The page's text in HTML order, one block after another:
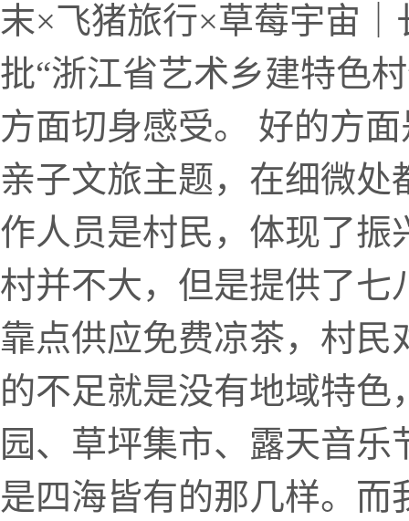
末×飞猪旅行×草莓宇宙
批“浙江省艺术乡建特色
方面切身感受。 好的方
亲子文旅主题，在细微
作人员是村民，体现了振
村并不大，但是提供了七
靠点供应免费凉茶，村
的不足就是没有地域特
园、草坪集市、露天音
是四海皆有的那几样。